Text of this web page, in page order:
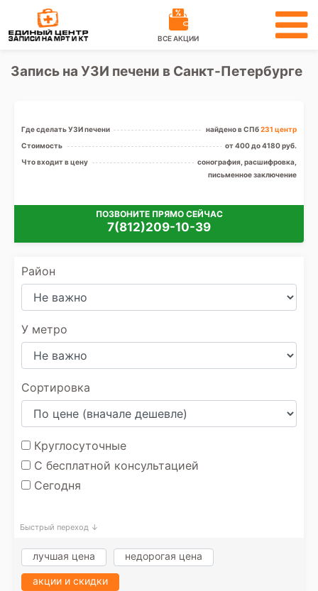
ВСЕ АКЦИИ
Запись на УЗИ печени в Санкт-Петербурге
Где сделать УЗИ печени найдено в СПб231 центр
Стоимость
от 400 до 4180 руб.
Что входит в цену
сонография, расшифровка,
письменное заключение
ПОЗВОНИТЕ ПРЯМО СЕЙЧАС
7(812)209-10-39
Район
У метро
Сортировка
Круглосуточные
С бесплатной консультацией
Сегодня
Быстрый переход ↓
лучшая цена недорогая цена
акции и скидки